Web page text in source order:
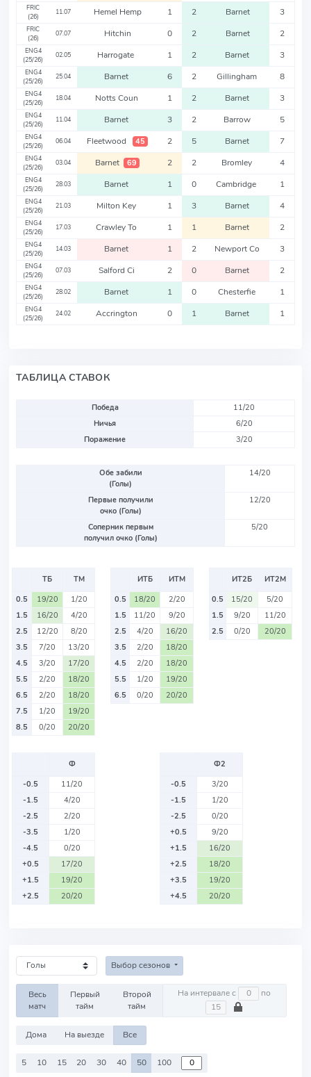
FRIC
(26)
11.07 Hemel Hemp 1 2 Barnet 3
FRIC
(26)
07.07 Hitchin 0 2 Barnet 2
ENG4
(25/26)
02.05 Harrogate 1 2 Barnet 3
ENG4
(25/26)
25.04 Barnet 6 2 Gillingham 8
ENG4
(25/26)
18.04 Notts Coun 1 2 Barnet 3
ENG4
(25/26)
11.04 Barnet 3 2 Barrow 5
ENG4
(25/26)
06.04 Fleetwood 45 2 5 Barnet 7
ENG4
(25/26)
03.04 Barnet 69 2 2 Bromley 4
ENG4
(25/26)
28.03 Barnet 1 0 Cambridge 1
ENG4
(25/26)
21.03 Milton Key 1 3 Barnet 4
ENG4
(25/26)
17.03 Crawley To 1 1 Barnet 2
ENG4
(25/26)
14.03 Barnet 1 2 Newport Co 3
ENG4
(25/26)
07.03 Salford Ci 2 0 Barnet 2
ENG4
(25/26)
28.02 Barnet 1 0 Chesterfie 1
ENG4
(25/26)
24.02 Accrington 0 1 Barnet 1
ТАБЛИЦА СТАВОК
Победа
11/20
Ничья
6/20
Поражение
3/20
Обе забили
(Голы)
14/20
Первые получили
очко (Голы)
12/20
Соперник первым
получил очко (Голы)
5/20
ТБ
ТМ
0.5
19/20
1/20
1.5
16/20
4/20
2.5
12/20
8/20
3.5
7/20
13/20
4.5
3/20
17/20
5.5
2/20
18/20
6.5
2/20
18/20
7.5
1/20
19/20
8.5
0/20 20/20
ИТБ
ИТМ
0.5
18/20
2/20
1.5
11/20
9/20
2.5
4/20
16/20
3.5
2/20
18/20
4.5
2/20
18/20
5.5
1/20
19/20
6.5
0/20 20/20
ИТ2Б
ИТ2М
0.5
15/20
5/20
1.5
9/20
11/20
2.5
0/20 20/20
Ф
-0.5
11/20
-1.5
4/20
-2.5
2/20
-3.5
1/20
-4.5
0/20
+0.5
17/20
+1.5
19/20
+2.5
20/20
Ф2
-0.5
3/20
-1.5
1/20
-2.5
0/20
+0.5
9/20
+1.5
16/20
+2.5
18/20
+3.5
19/20
+4.5
20/20
Выбор сезонов
Весь
матч
Первый
тайм
Второй
тайм
На интервале с по
Дома На выезде Все
5 10 15 20 30 40 50 100